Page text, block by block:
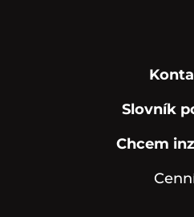
Slovník
Chcem